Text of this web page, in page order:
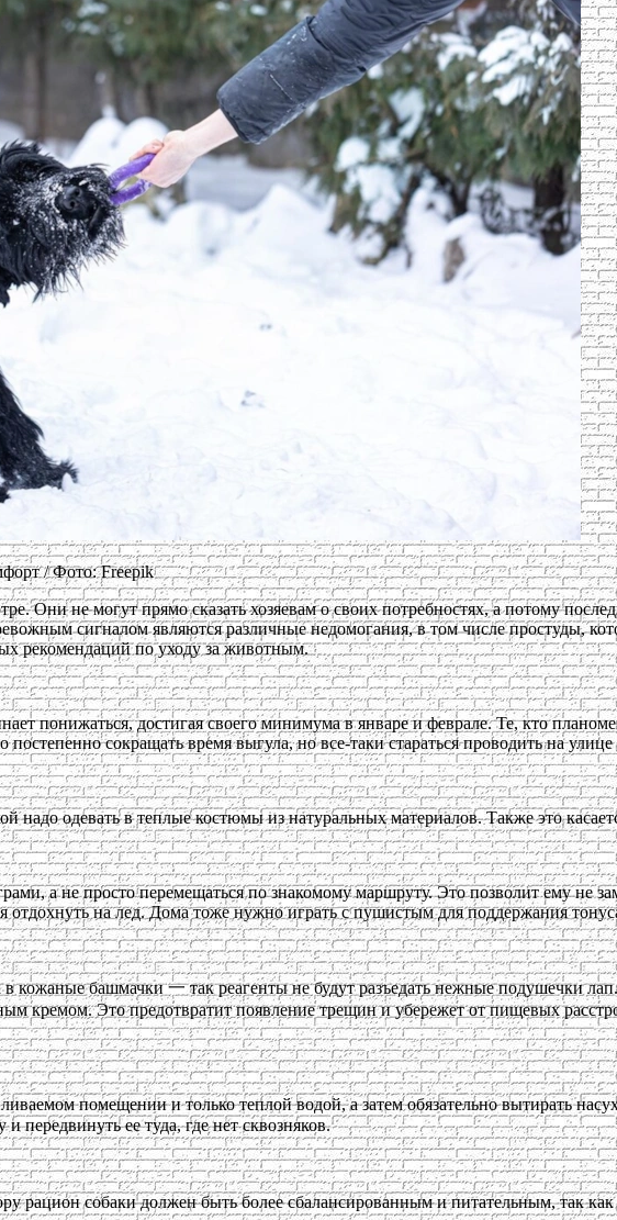
/ Фото: Freepik
Они не могут прямо сказать хозяевам о своих потребностях, а потому
сигналом являются различные недомогания, в том числе простуды,
рекомендаций по уходу за животным.
понижаться, достигая своего минимума в январе и феврале. Те, кто
сокращать время выгула, но все-таки стараться проводить на
надо одевать в теплые костюмы из натуральных материалов. Также это
а не просто перемещаться по знакомому маршруту. Это позволит ему не
отдохнуть на лед. Дома тоже нужно играть с пушистым для поддержания
в кожаные башмачки 一 так реагенты не будут разъедать нежные подушечки
кремом. Это предотвратит появление трещин и убережет от пищевых
помещении и только теплой водой, а затем обязательно вытирать
передвинуть ее туда, где нет сквозняков.
собаки должен быть более сбалансированным и питательным, так как